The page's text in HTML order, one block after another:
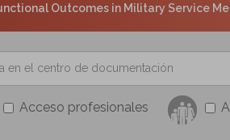
Outcomes in Military Service
Acceso profesionales